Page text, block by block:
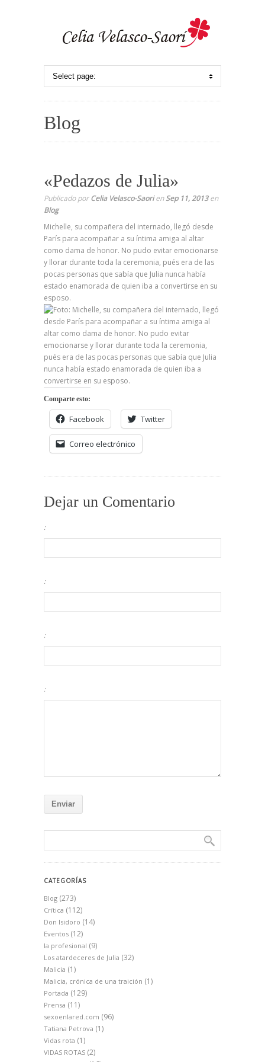
Blog
«Pedazos de Julia»
Publicado porCelia Velasco-SaorienSep 11, 2013en
Blog
Michelle, su compañera del internado, llegó desde
París para acompañar a su íntima amiga al altar
como dama de honor. No pudo evitar emocionarse
y llorar durante toda la ceremonia, pués era de las
pocas personas que sabía que Julia nunca había
estado enamorada de quien iba a convertirse en su
esposo.
Comparte esto:
Facebook Twitter
Correo electrónico
Dejar un Comentario
:
:
:
:
CATEGORÍAS
Blog (273)
Crítica (112)
Don Isidoro (14)
Eventos (12)
la profesional (9)
Los atardeceres de Julia (32)
Malicia (1)
Malicia, crónica de una traición (1)
Portada (129)
Prensa (11)
sexoenlared.com (96)
Tatiana Petrova (1)
Vidas rota (1)
VIDAS ROTAS (2)